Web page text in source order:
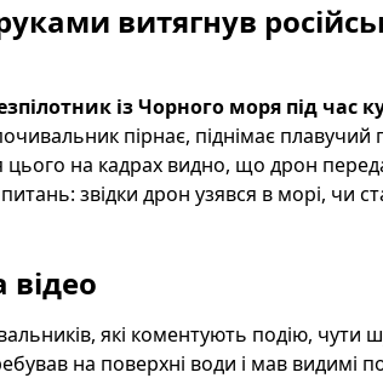
витягнув
із Чорного моря під час
пірнає, піднімає плавучий
цього на кадрах видно, що дрон
звідки дрон узявся в морі, чи
відео
які коментують подію, чути
на поверхні води і мав видимі